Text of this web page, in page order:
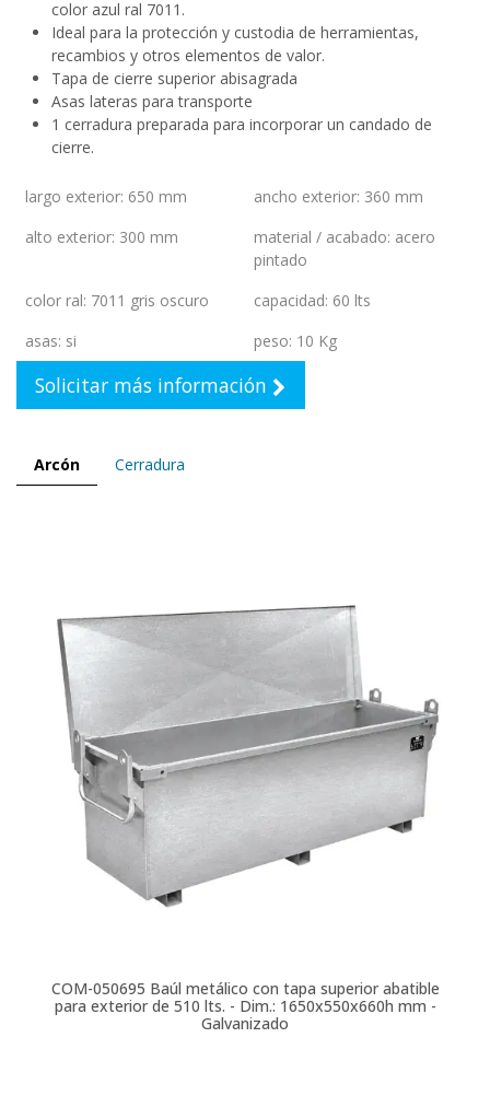
color azul ral 7011.
Ideal para la protección y custodia de herramientas,
recambios y otros elementos de valor.
Tapa de cierre superior abisagrada
Asas lateras para transporte
1 cerradura preparada para incorporar un candado de
cierre.
largo exterior: 650 mm ancho exterior: 360 mm
alto exterior: 300 mm material / acabado: acero
pintado
color ral: 7011 gris oscuro capacidad: 60 lts
asas: si peso: 10 Kg
Solicitar más información
Arcón Cerradura
COM-050695 Baúl metálico con tapa superior abatible
para exterior de 510 lts. - Dim.: 1650x550x660h mm -
Galvanizado